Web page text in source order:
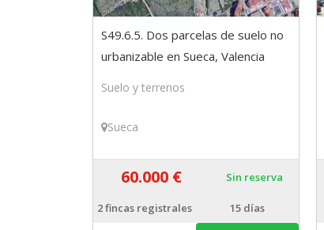
S49.6.5. Dos parcelas de suelo no
urbanizable en Sueca, Valencia
Suelo y terrenos
Sueca
60.000 € Sin reserva
2fincas registrales 15 días